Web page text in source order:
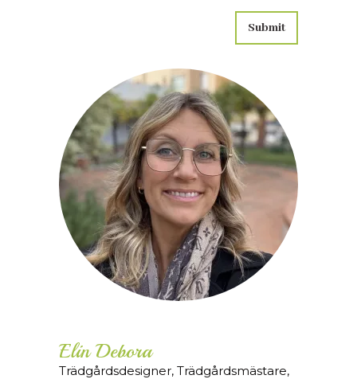
Elin Debora
Trädgårdsdesigner, Trädgårdsmästare,